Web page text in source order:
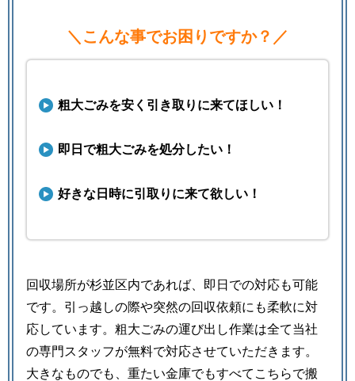
＼こんな事でお困りですか？／
粗大ごみを安く引き取りに来てほしい！
即日で粗大ごみを処分したい！
好きな日時に引取りに来て欲しい！
回収場所が杉並区内であれば、即日での対応も可能
です。引っ越しの際や突然の回収依頼にも柔軟に対
応しています。粗大ごみの運び出し作業は全て当社
の専門スタッフが無料で対応させていただきます。
大きなものでも、重たい金庫でもすべてこちらで搬